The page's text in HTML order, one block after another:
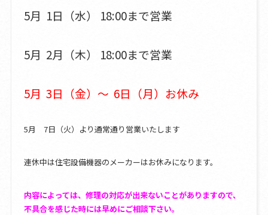
5月 1日（水） 18:00まで営業
5月 2月（木） 18:00まで営業
5月 3日（金）～ 6日（月）お休み
5月 7日（火）より通常通り営業いたします
連休中は住宅設備機器のメーカーはお休みになります。
内容によっては、修理の対応が出来ないことがありますので、
不具合を感じた時には早めにご相談下さい。